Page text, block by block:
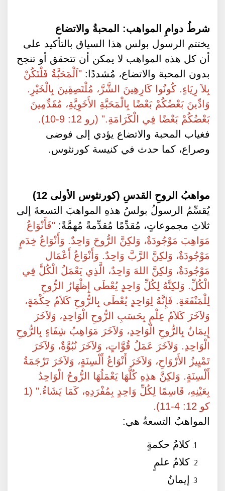
شرطُ دوامِ المواهب: المحبةُ والاتضاع
يختتم الرسول بولس هذا السياق بالتأكيد على
أن كل هذه المواهب لا يمكن أن تتحقق أو تنجح
بدون المحبة والاتضاع، مُشددًا: "اَلْمَحَبَّةُ فَلْتَكُنْ
بِلاَ رِيَاءٍ. كُونُوا كَارِهِينَ الشَّرَّ، مُلْتَصِقِينَ بِالْخَيْرِ.
وَادِّينَ بَعْضُكُمْ بَعْضًا بِالْمَحَبَّةِ الأَخَوِيَّةِ، مُقَدِّمِينَ
بَعْضُكُمْ بَعْضًا فِي الْكَرَامَةِ." (رو 12: 9-10).
فغياب المحبة والاتضاع يؤدي إلى فوضى
وصراع، كما حدث في كنيسة كورنثوس.
مواهبُ الروحِ القدسِ (كورنثوس الأولى 12)
يُقسِّمُ الرسولُ بولسُ هذهِ المواهبَ التسعةَ إلى
ثلاثِ مجموعاتٍ، مُقدِّمًا مُقدِّمةً مُهمَّةً: "فَأَنْوَاعُ
مَوَاهِبَ مَوْجُودَةٌ، وَلكِنَّ الرُّوحَ وَاحِدٌ. وَأَنْوَاعُ خِدَمٍ
مَوْجُودَةٌ، وَلكِنَّ الرَّبَّ وَاحِدٌ. وَأَنْوَاعُ أَعْمَال
مَوْجُودَةٌ، وَلكِنَّ اللهَ وَاحِدٌ، الَّذِي يَعْمَلُ الْكُلَّ فِي
الْكُلِّ. وَلكِنَّهُ لِكُلِّ وَاحِدٍ يُعْطَى إِظْهَارُ الرُّوحِ
لِلْمَنْفَعَةِ. فَإِنَّهُ لِوَاحِدٍ يُعْطَى بِالرُّوحِ كَلاَمُ حِكْمَةٍ،
وَلآخَرَ كَلاَمُ عِلْمٍ بِحَسَبِ الرُّوحِ الْوَاحِدِ، وَلآخَرَ
إِيمَانٌ بِالرُّوحِ الْوَاحِدِ، وَلآخَرَ مَوَاهِبُ شِفَاءٍ بِالرُّوحِ
الْوَاحِدِ. وَلآخَرَ عَمَلُ قُوَّاتٍ، وَلآخَرَ نُبُوَّةٌ، وَلآخَرَ
تَمْيِيزُ الأَرْوَاحِ، وَلآخَرَ أَنْوَاعُ أَلْسِنَةٍ، وَلآخَرَ تَرْجَمَةُ
أَلْسِنَةٍ. وَلكِنَّ هذِهِ كُلَّهَا يَعْمَلُهَا الرُّوحُ الْوَاحِدُ
بِعَيْنِهِ، قَاسِمًا لِكُلِّ وَاحِدٍ بِمُفْرَدِهِ، كَمَا يَشَاءُ." (1
كو 12: 4-11).
المواهبُ التسعةُ هي:
كلامُ حكمةٍ
كلامُ علمٍ
إيمانٌ